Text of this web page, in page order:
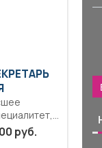
руб.